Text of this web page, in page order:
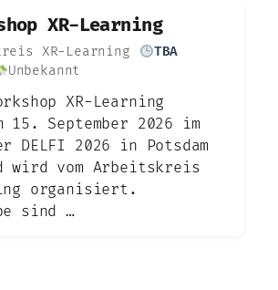
XR-Learning
XR-Learning
TBA
Unbekannt
XR-Learning
15. September 2026 im
DELFI 2026 in Potsdam
wird vom Arbeitskreis
organisiert.
sind …